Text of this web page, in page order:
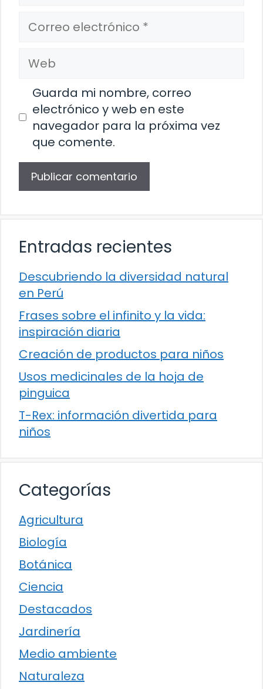
Correo
electrónico
Web
Guarda mi nombre, correo
electrónico y web en este
navegador para la próxima vez
que comente.
Entradas recientes
Descubriendo la diversidad natural
en Perú
Frases sobre el infinito y la vida:
inspiración diaria
Creación de productos para niños
Usos medicinales de la hoja de
pinguica
T-Rex: información divertida para
niños
Categorías
Agricultura
Biología
Botánica
Ciencia
Destacados
Jardinería
Medio ambiente
Naturaleza